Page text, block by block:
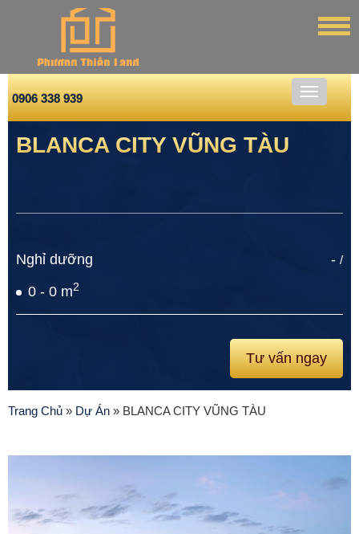
0906 338 939
BLANCA CITY VŨNG TÀU
Nghỉ dưỡng - /
0 - 0 m2
Tư vấn ngay
Trang Chủ » Dự Án » BLANCA CITY VŨNG TÀU